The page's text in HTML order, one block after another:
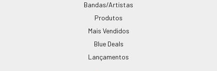
Bandas/Artistas
Produtos
Mais Vendidos
Blue Deals
Lançamentos